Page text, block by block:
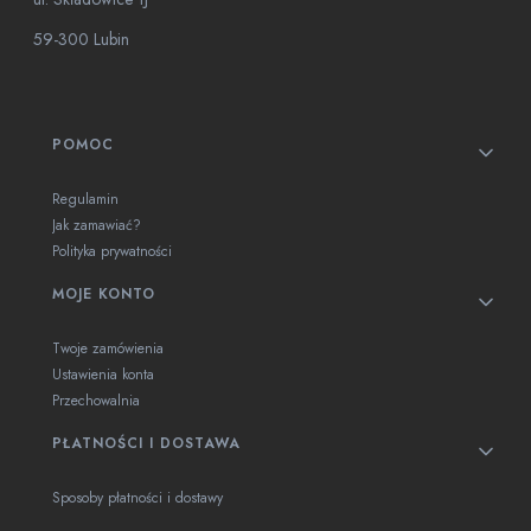
59-300 Lubin
Linki w stopce
POMOC
Regulamin
Jak zamawiać?
Polityka prywatności
MOJE KONTO
Twoje zamówienia
Ustawienia konta
Przechowalnia
PŁATNOŚCI I DOSTAWA
Sposoby płatności i dostawy